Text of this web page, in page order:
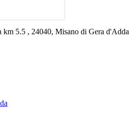
km 5.5 , 24040, Misano di Gera d'Adda